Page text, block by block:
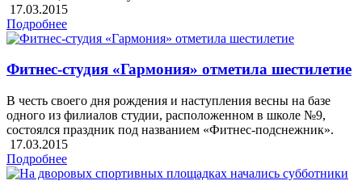
17.03.2015
Подробнее
Фитнес-студия «Гармония» отметила шестилетие
В честь своего дня рождения и наступления весны на базе
одного из филиалов студии, расположенном в школе №9,
состоялся праздник под названием «Фитнес-подснежник».
17.03.2015
Подробнее